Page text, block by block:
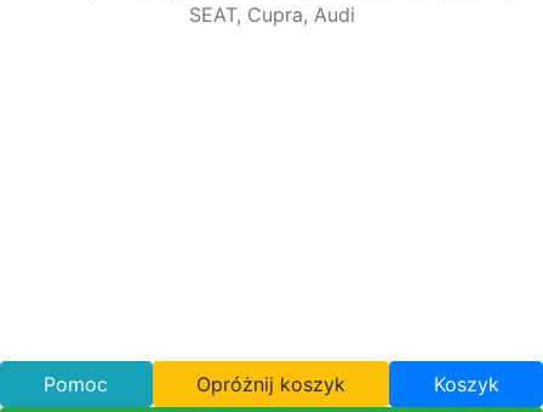
SEAT, Cupra, Audi
Pomoc Opróżnij koszyk Koszyk